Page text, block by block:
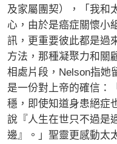
及家屬團契），「我和
心，由於是癌症關懷小
訊，更重要彼此都是過
方法，那種凝聚力和關
相處片段，Nelson指她
是一份對上帝的確信：
穩，即使知道身患絕症
說『人生在世只不過是
邊』。」聖靈更感動太